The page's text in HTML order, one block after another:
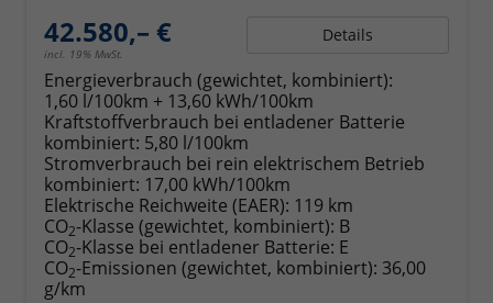
42.580,– €
incl. 19% MwSt.
Details
Energieverbrauch (gewichtet, kombiniert):
1,60 l/100km + 13,60 kWh/100km
Kraftstoffverbrauch bei entladener Batterie
kombiniert: 5,80 l/100km
Stromverbrauch bei rein elektrischem Betrieb
kombiniert: 17,00 kWh/100km
Elektrische Reichweite (EAER): 119 km
CO2-Klasse (gewichtet, kombiniert): B
CO2-Klasse bei entladener Batterie: E
CO2-Emissionen (gewichtet, kombiniert): 36,00
g/km